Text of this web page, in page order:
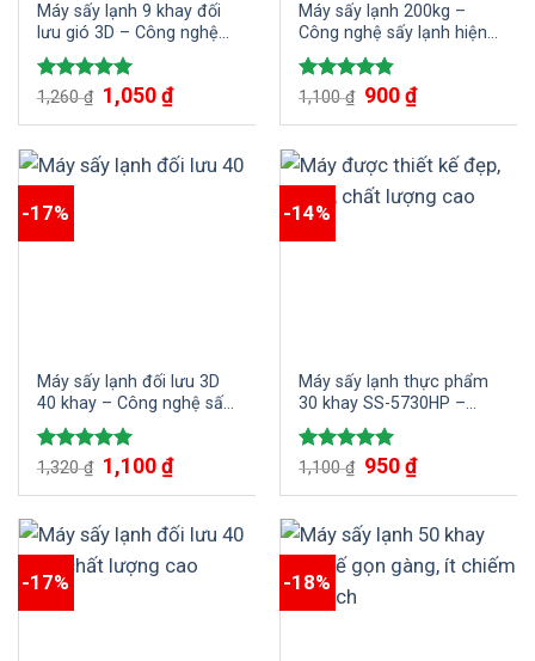
Máy sấy lạnh 9 khay đối
lưu gió 3D – Công nghệ
sấy hiện đại, hiệu suất
vượt trội
Được xếp
5.00
1,260₫ 1,050₫
Máy sấy lạnh 200kg –
Công nghệ sấy lạnh hiện
đại với hiệu suất vượt trội
cho việc sấy khô nông
sản và thực phẩm
Được xếp
1,100₫ 900₫
-17%
Máy sấy lạnh đối lưu 3D
40 khay – Công nghệ sấy
hiện đại 4.0 – Thiết kế
đẹp, an toàn, tiết kiệm với
máy sấy SUNSAY
Được xếp
5.00
1,320₫ 1,100₫
-14%
Máy sấy lạnh thực phẩm
30 khay SS-5730HP –
Công suất sấy vượt trội
Được xếp
1,100₫ 950₫
-17% -18%